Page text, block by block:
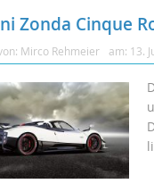
Zonda Cinque
Mirco Rehmeier am: 13.